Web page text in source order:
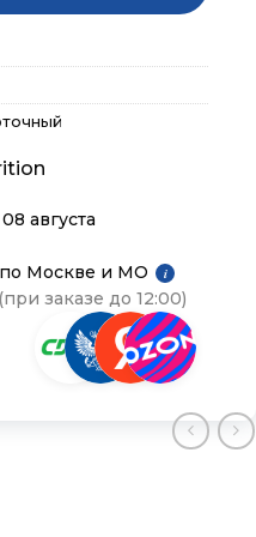
августа
по Москве и МО
i
заказе до 12:00)